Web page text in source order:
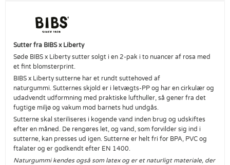
Sutter fra BIBS x Liberty
Søde BIBS x Liberty sutter solgt i en 2-pak i to nuancer af rosa med
et fint blomsterprint.
BIBS x Liberty sutterne har et rundt suttehoved af
naturgummi. Sutternes skjold er i letvægts-PP og har en cirkulær og
udadvendt udformning med praktiske lufthuller, så gener fra det
fugtige miljø og vakum mod barnets hud undgås.
Sutterne skal steriliseres i kogende vand inden brug og udskiftes
efter en måned. De rengøres let, og vand, som forvilder sig ind i
sutterne, kan presses ud igen. Sutterne er helt fri for BPA, PVC og
ftalater og er godkendt efter EN 1400.
Naturgummi kendes også som latex og er et naturligt materiale, der